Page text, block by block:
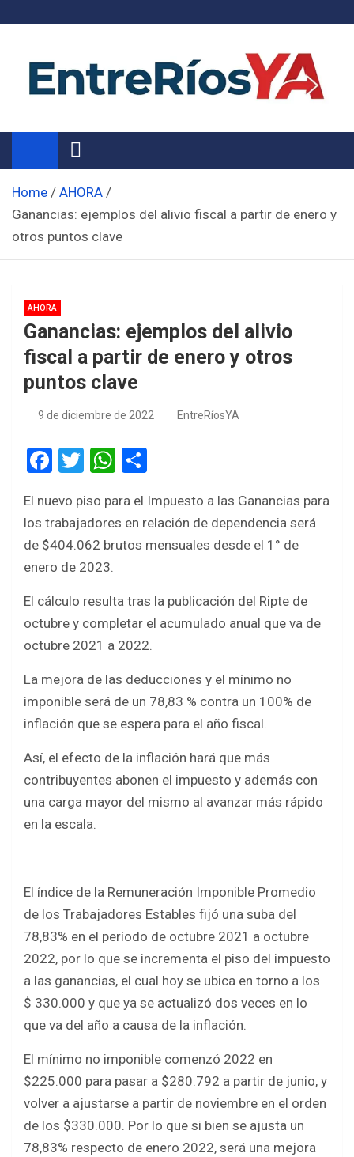
Noticias de Entre Ríos
Información de toda la provincia ahora
Home
AHORA
Ganancias: ejemplos del alivio fiscal a partir de enero y
otros puntos clave
AHORA
Ganancias: ejemplos del alivio
fiscal a partir de enero y otros
puntos clave
9 de diciembre de 2022 EntreRíosYA
F
ce
b
o
k
T
tt
er
W
at
s
p
ar
e
El nuevo piso para el Impuesto a las Ganancias para
los trabajadores en relación de dependencia será
de $404.062 brutos mensuales desde el 1° de
enero de 2023.
El cálculo resulta tras la publicación del Ripte de
octubre y completar el acumulado anual que va de
octubre 2021 a 2022.
La mejora de las deducciones y el mínimo no
imponible será de un 78,83 % contra un 100% de
inflación que se espera para el año fiscal.
Así, el efecto de la inflación hará que más
contribuyentes abonen el impuesto y además con
una carga mayor del mismo al avanzar más rápido
en la escala.
El índice de la Remuneración Imponible Promedio
de los Trabajadores Estables fijó una suba del
78,83% en el período de octubre 2021 a octubre
2022, por lo que se incrementa el piso del impuesto
a las ganancias, el cual hoy se ubica en torno a los
$ 330.000 y que ya se actualizó dos veces en lo
que va del año a causa de la inflación.
El mínimo no imponible comenzó 2022 en
$225.000 para pasar a $280.792 a partir de junio, y
volver a ajustarse a partir de noviembre en el orden
de los $330.000. Por lo que si bien se ajusta un
78,83% respecto de enero 2022, será una mejora